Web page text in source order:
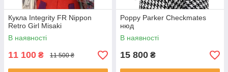
Кукла Integrity FR Nippon
Retro Girl Misaki
В наявності
11 100 ₴ 11 500 ₴
Poppy Parker Checkmates
нюд
В наявності
15 800 ₴